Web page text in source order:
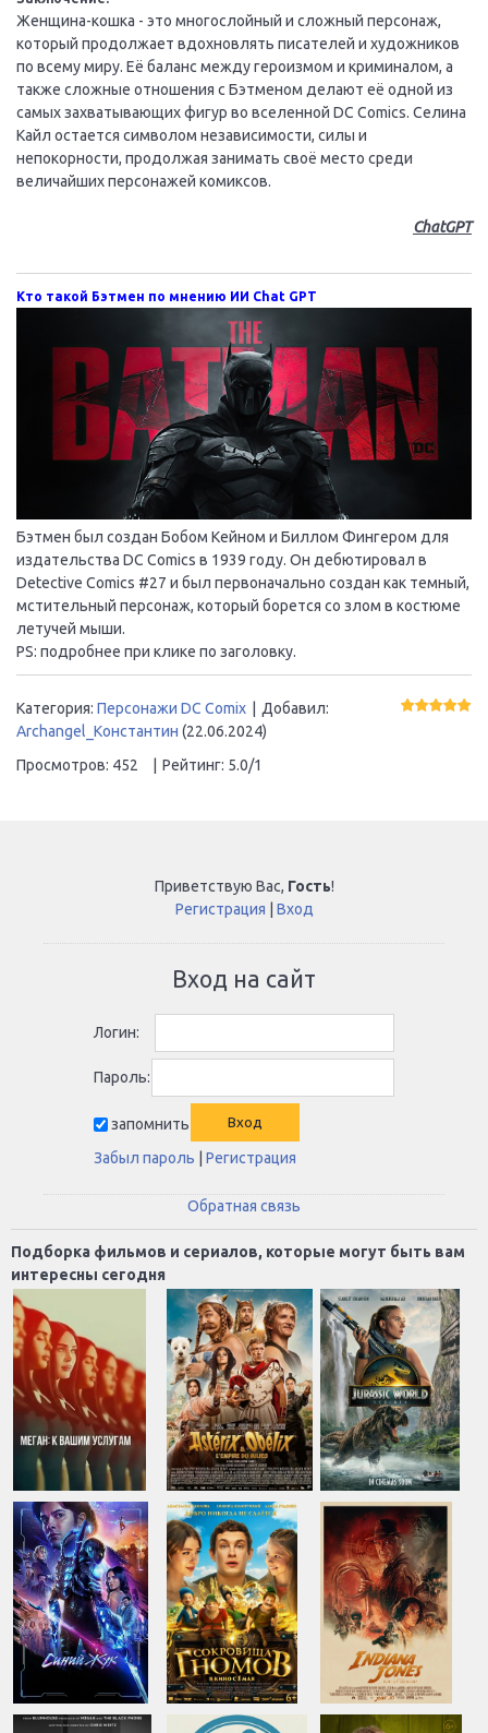
Женщина-кошка - это многослойный и сложный персонаж,
который продолжает вдохновлять писателей и художников
по всему миру. Её баланс между героизмом и криминалом, а
также сложные отношения с Бэтменом делают её одной из
самых захватывающих фигур во вселенной DC Comics. Селина
Кайл остается символом независимости, силы и
непокорности, продолжая занимать своё место среди
величайших персонажей комиксов.
ChatGPT
Кто такой Бэтмен по мнению ИИ Chat GPT
Бэтмен был создан Бобом Кейном и Биллом Фингером для
издательства DC Comics в 1939 году. Он дебютировал в
Detective Comics #27 и был первоначально создан как темный,
мстительный персонаж, который борется со злом в костюме
летучей мыши.
PS: подробнее при клике по заголовку.
Категория: Персонажи DC Comix Добавил:
Archangel_Константин (22.06.2024)
Просмотров: 452 Рейтинг: 5.0/1
Приветствую Вас, Гость!
Регистрация
Вход
Вход на сайт
Логин:
Пароль:
запомнить
Забыл пароль
Регистрация
Обратная связь
Подборка фильмов и сериалов, которые могут быть вам
интересны сегодня